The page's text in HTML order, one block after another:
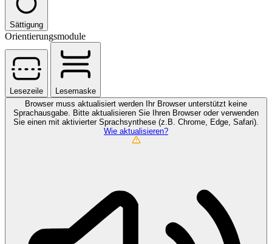
Sättigung
Orientierungsmodule
Lesezeile
Lesemaske
Browser muss aktualisiert werden
Ihr Browser unterstützt keine
Sprachausgabe. Bitte aktualisieren Sie Ihren Browser oder verwenden
Sie einen mit aktivierter Sprachsynthese (z.B. Chrome, Edge, Safari).
Wie aktualisieren?